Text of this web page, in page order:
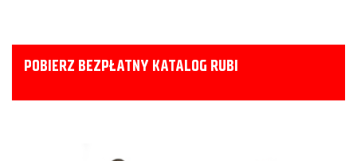
POBIERZ BEZPŁATNY KATALOG RUBI